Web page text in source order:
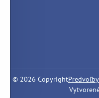
© 2026 Copyright